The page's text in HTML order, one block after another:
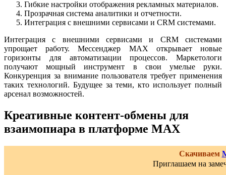
Гибкие настройки отображения рекламных материалов.
Прозрачная система аналитики и отчетности.
Интеграция с внешними сервисами и CRM системами.
Интеграция с внешними сервисами и CRM системами
упрощает работу. Мессенджер MAX открывает новые
горизонты для автоматизации процессов. Маркетологи
получают мощный инструмент в свои умелые руки.
Конкуренция за внимание пользователя требует применения
таких технологий. Будущее за теми, кто использует полный
арсенал возможностей.
Креативные контент-обмены для
взаимопиара в платформе MAX
Скачиваем
Приглашаем на